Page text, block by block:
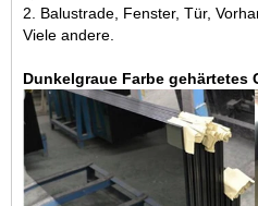
2. Balustrade, Fenster, Tür,
Viele andere.
Dunkelgraue Farbe gehärtetes